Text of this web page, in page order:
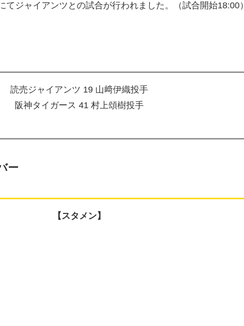
てジャイアンツとの試合が行われました。（試合開始18:00）
読売ジャイアンツ 19 山﨑伊織投手
阪神タイガース 41 村上頌樹投手
ー
【スタメン】